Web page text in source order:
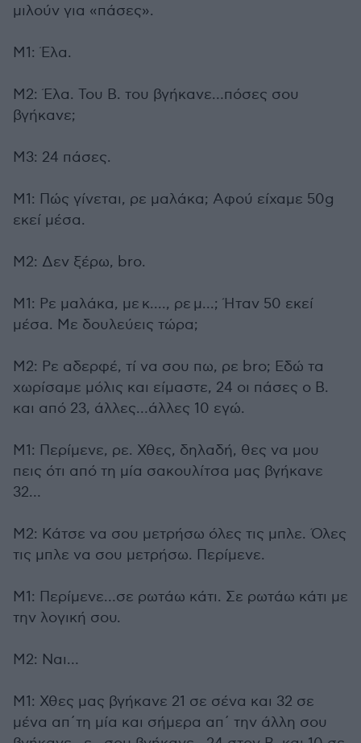
μιλούν για «πάσες».
Μ1: Έλα.
Μ2: Έλα. Του Β. του βγήκανε…πόσες σου
βγήκανε;
Μ3: 24 πάσες.
Μ1: Πώς γίνεται, ρε μαλάκα; Αφού είχαμε 50g
εκεί μέσα.
Μ2: Δεν ξέρω, bro.
Μ1: Ρε μαλάκα, με κ...., ρε μ...; Ήταν 50 εκεί
μέσα. Με δουλεύεις τώρα;
Μ2: Ρε αδερφέ, τί να σου πω, ρε bro; Εδώ τα
χωρίσαμε μόλις και είμαστε, 24 οι πάσες ο Β.
και από 23, άλλες…άλλες 10 εγώ.
Μ1: Περίμενε, ρε. Χθες, δηλαδή, θες να μου
πεις ότι από τη μία σακουλίτσα μας βγήκανε
32…
Μ2: Κάτσε να σου μετρήσω όλες τις μπλε. Όλες
τις μπλε να σου μετρήσω. Περίμενε.
Μ1: Περίμενε…σε ρωτάω κάτι. Σε ρωτάω κάτι με
την λογική σου.
Μ2: Ναι…
Μ1: Χθες μας βγήκανε 21 σε σένα και 32 σε
μένα απ΄τη μία και σήμερα απ΄ την άλλη σου